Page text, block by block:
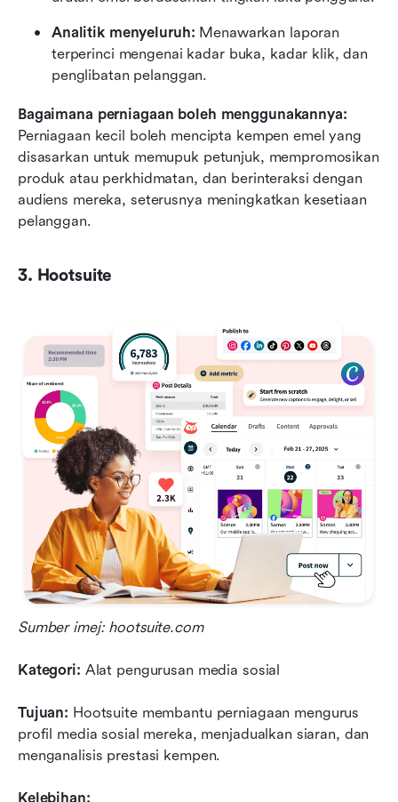
Analitik menyeluruh: Menawarkan laporan
terperinci mengenai kadar buka, kadar klik, dan
penglibatan pelanggan.
Bagaimana perniagaan boleh menggunakannya:
Perniagaan kecil boleh mencipta kempen emel yang
disasarkan untuk memupuk petunjuk, mempromosikan
produk atau perkhidmatan, dan berinteraksi dengan
audiens mereka, seterusnya meningkatkan kesetiaan
pelanggan.
3. Hootsuite
Sumber imej: hootsuite.com
Kategori: Alat pengurusan media sosial
Tujuan: Hootsuite membantu perniagaan mengurus
profil media sosial mereka, menjadualkan siaran, dan
menganalisis prestasi kempen.
Kelebihan: